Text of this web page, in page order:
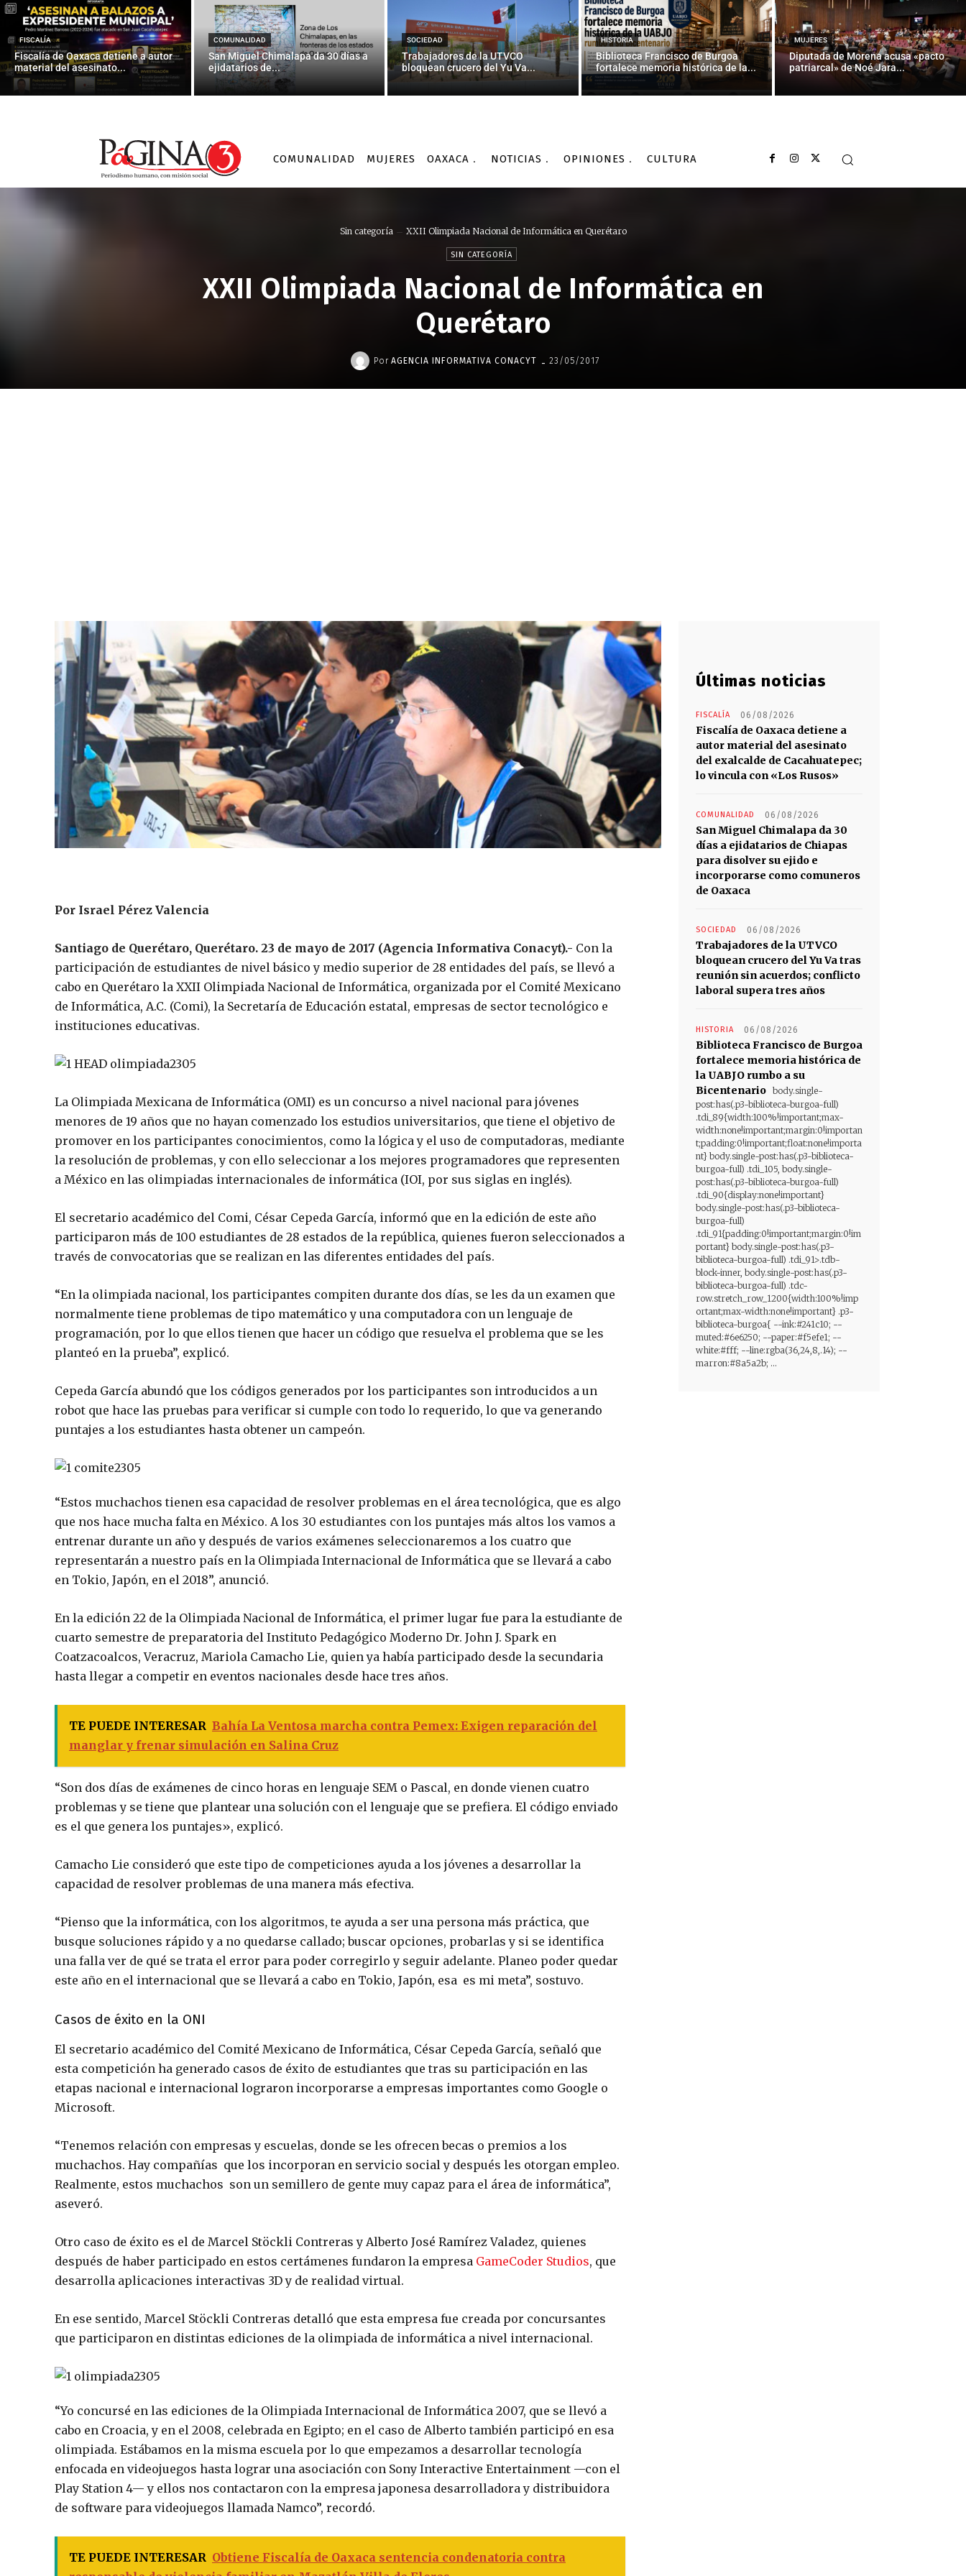
FISCALÍA
Fiscalía de Oaxaca detiene a autor
material del asesinato...
COMUNALIDAD
San Miguel Chimalapa da 30 días a
ejidatarios de...
SOCIEDAD
Trabajadores de la UTVCO
bloquean crucero del Yu Va...
HISTORIA
Biblioteca Francisco de Burgoa
fortalece memoria histórica de la...
MUJERES
Diputada de Morena acusa «pacto
patriarcal» de Noé Jara...
COMUNALIDAD MUJERES OAXACA NOTICIAS OPINIONES CULTURA
Sin categoría XXII Olimpiada Nacional de Informática en Querétaro
SIN CATEGORÍA
XXII Olimpiada Nacional de Informática en
Querétaro
Por AGENCIA INFORMATIVA CONACYT - 23/05/2017
Por Israel Pérez Valencia
Santiago de Querétaro, Querétaro. 23 de mayo de 2017 (Agencia Informativa Conacyt).- Con la
participación de estudiantes de nivel básico y medio superior de 28 entidades del país, se llevó a
cabo en Querétaro la XXII Olimpiada Nacional de Informática, organizada por el Comité Mexicano
de Informática, A.C. (Comi), la Secretaría de Educación estatal, empresas de sector tecnológico e
instituciones educativas.
La Olimpiada Mexicana de Informática (OMI) es un concurso a nivel nacional para jóvenes
menores de 19 años que no hayan comenzado los estudios universitarios, que tiene el objetivo de
promover en los participantes conocimientos, como la lógica y el uso de computadoras, mediante
la resolución de problemas, y con ello seleccionar a los mejores programadores que representen
a México en las olimpiadas internacionales de informática (IOI, por sus siglas en inglés).
El secretario académico del Comi, César Cepeda García, informó que en la edición de este año
participaron más de 100 estudiantes de 28 estados de la república, quienes fueron seleccionados a
través de convocatorias que se realizan en las diferentes entidades del país.
“En la olimpiada nacional, los participantes compiten durante dos días, se les da un examen que
normalmente tiene problemas de tipo matemático y una computadora con un lenguaje de
programación, por lo que ellos tienen que hacer un código que resuelva el problema que se les
planteó en la prueba”, explicó.
Cepeda García abundó que los códigos generados por los participantes son introducidos a un
robot que hace las pruebas para verificar si cumple con todo lo requerido, lo que va generando
puntajes a los estudiantes hasta obtener un campeón.
“Estos muchachos tienen esa capacidad de resolver problemas en el área tecnológica, que es algo
que nos hace mucha falta en México. A los 30 estudiantes con los puntajes más altos los vamos a
entrenar durante un año y después de varios exámenes seleccionaremos a los cuatro que
representarán a nuestro país en la Olimpiada Internacional de Informática que se llevará a cabo
en Tokio, Japón, en el 2018”, anunció.
En la edición 22 de la Olimpiada Nacional de Informática, el primer lugar fue para la estudiante de
cuarto semestre de preparatoria del Instituto Pedagógico Moderno Dr. John J. Spark en
Coatzacoalcos, Veracruz, Mariola Camacho Lie, quien ya había participado desde la secundaria
hasta llegar a competir en eventos nacionales desde hace tres años.
TE PUEDE INTERESAR Bahía La Ventosa marcha contra Pemex: Exigen reparación del
manglar y frenar simulación en Salina Cruz
“Son dos días de exámenes de cinco horas en lenguaje SEM o Pascal, en donde vienen cuatro
problemas y se tiene que plantear una solución con el lenguaje que se prefiera. El código enviado
es el que genera los puntajes», explicó.
Camacho Lie consideró que este tipo de competiciones ayuda a los jóvenes a desarrollar la
capacidad de resolver problemas de una manera más efectiva.
“Pienso que la informática, con los algoritmos, te ayuda a ser una persona más práctica, que
busque soluciones rápido y a no quedarse callado; buscar opciones, probarlas y si se identifica
una falla ver de qué se trata el error para poder corregirlo y seguir adelante. Planeo poder quedar
este año en el internacional que se llevará a cabo en Tokio, Japón, esa es mi meta”, sostuvo.
Casos de éxito en la ONI
El secretario académico del Comité Mexicano de Informática, César Cepeda García, señaló que
esta competición ha generado casos de éxito de estudiantes que tras su participación en las
etapas nacional e internacional lograron incorporarse a empresas importantes como Google o
Microsoft.
“Tenemos relación con empresas y escuelas, donde se les ofrecen becas o premios a los
muchachos. Hay compañías que los incorporan en servicio social y después les otorgan empleo.
Realmente, estos muchachos son un semillero de gente muy capaz para el área de informática”,
aseveró.
Otro caso de éxito es el de Marcel Stöckli Contreras y Alberto José Ramírez Valadez, quienes
después de haber participado en estos certámenes fundaron la empresa GameCoder Studios, que
desarrolla aplicaciones interactivas 3D y de realidad virtual.
En ese sentido, Marcel Stöckli Contreras detalló que esta empresa fue creada por concursantes
que participaron en distintas ediciones de la olimpiada de informática a nivel internacional.
“Yo concursé en las ediciones de la Olimpiada Internacional de Informática 2007, que se llevó a
cabo en Croacia, y en el 2008, celebrada en Egipto; en el caso de Alberto también participó en esa
olimpiada. Estábamos en la misma escuela por lo que empezamos a desarrollar tecnología
enfocada en videojuegos hasta lograr una asociación con Sony Interactive Entertainment —con el
Play Station 4— y ellos nos contactaron con la empresa japonesa desarrolladora y distribuidora
de software para videojuegos llamada Namco”, recordó.
TE PUEDE INTERESAR Obtiene Fiscalía de Oaxaca sentencia condenatoria contra
Últimas noticias
FISCALÍA 06/08/2026
Fiscalía de Oaxaca detiene a
autor material del asesinato
del exalcalde de Cacahuatepec;
lo vincula con «Los Rusos»
COMUNALIDAD 06/08/2026
San Miguel Chimalapa da 30
días a ejidatarios de Chiapas
para disolver su ejido e
incorporarse como comuneros
de Oaxaca
SOCIEDAD 06/08/2026
Trabajadores de la UTVCO
bloquean crucero del Yu Va tras
reunión sin acuerdos; conflicto
laboral supera tres años
HISTORIA 06/08/2026
Biblioteca Francisco de Burgoa
fortalece memoria histórica de
la UABJO rumbo a su
Bicentenario body.single-
post:has(.p3-biblioteca-burgoa-full)
.tdi_89{width:100%!important;max-
width:none!important;margin:0!importan
t;padding:0!important;float:none!importa
nt} body.single-post:has(.p3-biblioteca-
burgoa-full) .tdi_105, body.single-
post:has(.p3-biblioteca-burgoa-full)
.tdi_90{display:none!important}
body.single-post:has(.p3-biblioteca-
burgoa-full)
.tdi_91{padding:0!important;margin:0!im
portant} body.single-post:has(.p3-
biblioteca-burgoa-full) .tdi_91>.tdb-
block-inner, body.single-post:has(.p3-
biblioteca-burgoa-full) .tdc-
row.stretch_row_1200{width:100%!imp
ortant;max-width:none!important} .p3-
biblioteca-burgoa{ --ink:#241c10; --
muted:#6e6250; --paper:#f5efe1; --
white:#fff; --line:rgba(36,24,8,.14); --
marron:#8a5a2b; ...